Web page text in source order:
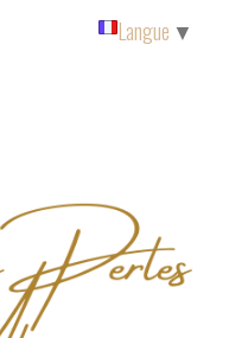
Langue ▼